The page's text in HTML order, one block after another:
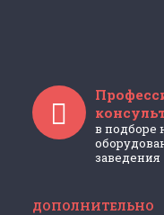
в подборе
заведения
ДОПОЛНИТЕЛЬНО